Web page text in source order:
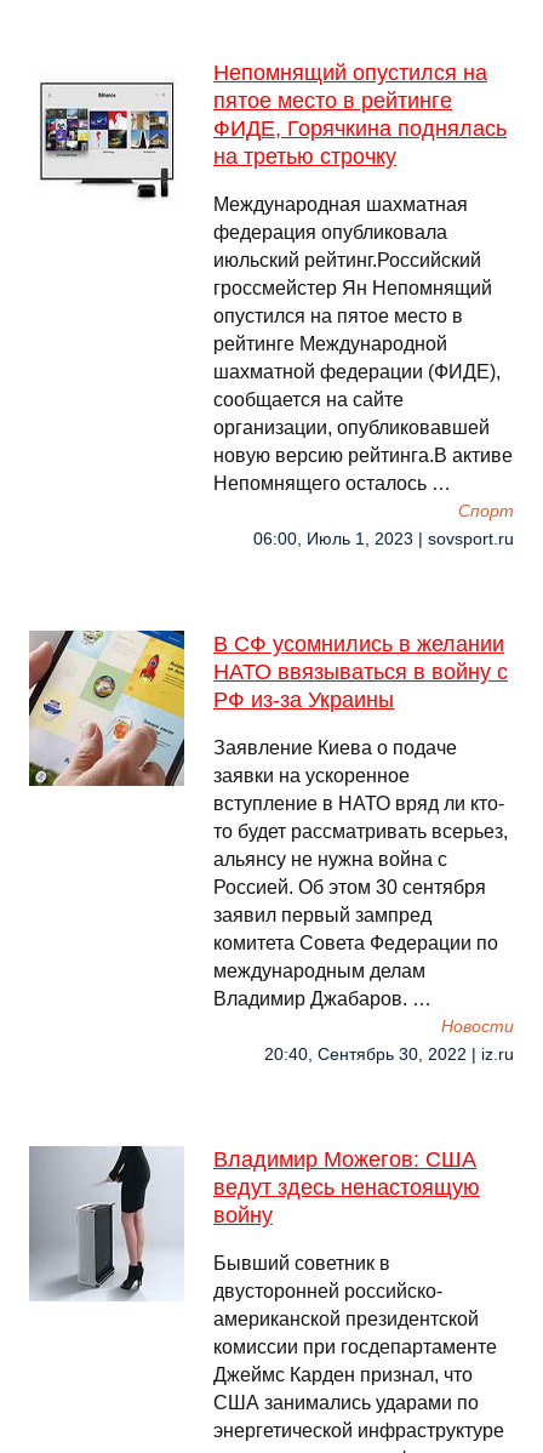
Непомнящий опустился на
пятое место в рейтинге
ФИДЕ, Горячкина поднялась
на третью строчку
Международная шахматная
федерация опубликовала
июльский рейтинг.Российский
гроссмейстер Ян Непомнящий
опустился на пятое место в
рейтинге Международной
шахматной федерации (ФИДЕ),
сообщается на сайте
организации, опубликовавшей
новую версию рейтинга.В активе
Непомнящего осталось …
Спорт
06:00, Июль 1, 2023 | sovsport.ru
В СФ усомнились в желании
НАТО ввязываться в войну с
РФ из-за Украины
Заявление Киева о подаче
заявки на ускоренное
вступление в НАТО вряд ли кто-
то будет рассматривать всерьез,
альянсу не нужна война с
Россией. Об этом 30 сентября
заявил первый зампред
комитета Совета Федерации по
международным делам
Владимир Джабаров. …
Новости
20:40, Сентябрь 30, 2022 | iz.ru
Владимир Можегов: США
ведут здесь ненастоящую
войну
Бывший советник в
двусторонней российско-
американской президентской
комиссии при госдепартаменте
Джеймс Карден признал, что
США занимались ударами по
энергетической инфраструктуре